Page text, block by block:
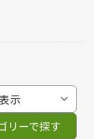
示
リーで探す